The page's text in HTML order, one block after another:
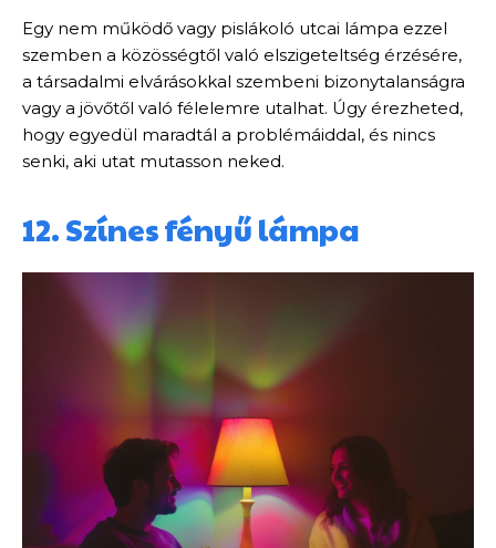
Egy nem működő vagy pislákoló utcai lámpa ezzel
szemben a közösségtől való elszigeteltség érzésére,
a társadalmi elvárásokkal szembeni bizonytalanságra
vagy a jövőtől való félelemre utalhat. Úgy érezheted,
hogy egyedül maradtál a problémáiddal, és nincs
senki, aki utat mutasson neked.
12. Színes fényű lámpa